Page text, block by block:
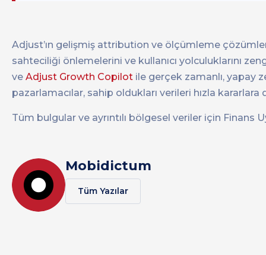
Adjust’ın gelişmiş attribution ve ölçümleme
sahteciliği önlemelerini ve kullanıcı yolculuklarını
ve Adjust Growth Copilot ile gerçek zamanlı, yapay
pazarlamacılar, sahip oldukları verileri hızla kararlara
Tüm bulgular ve ayrıntılı bölgesel veriler için Finans
Mobidictum
Tüm Yazılar